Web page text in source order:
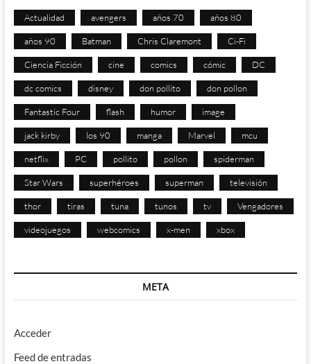
Actualidad avengers años 70 años 80
años 90 Batman Chris Claremont Ci-Fi
Ciencia Ficción cine comics cómic DC
dc comics disney don pollito don pollon
Fantastic Four flash humor image
jack kirby los 90 manga Marvel mcu
netflix PC pollito pollon spiderman
Star Wars superhéroes superman televisión
thor tiras tuna tunos tv Vengadores
videojuegos webcomics x-men xbox
META
Acceder
Feed de entradas